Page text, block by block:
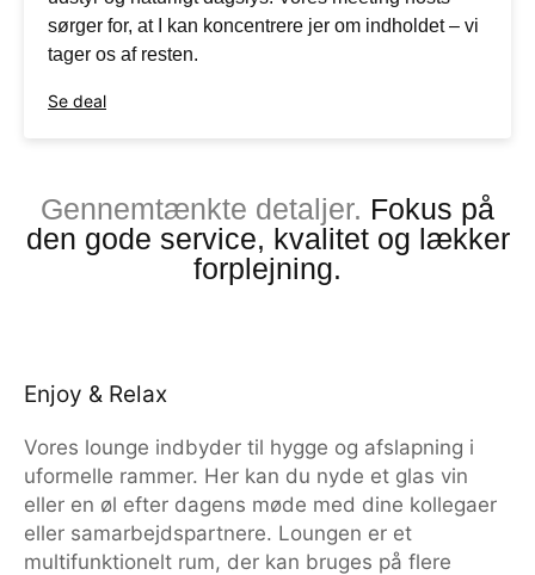
sørger for, at I kan koncentrere jer om indholdet – vi
tager os af resten.
Se deal
Gennemtænkte detaljer. Fokus på
den gode service, kvalitet og lækker
forplejning.
Enjoy & Relax
Vores lounge indbyder til hygge og afslapning i
uformelle rammer. Her kan du nyde et glas vin
eller en øl efter dagens møde med dine kollegaer
eller samarbejdspartnere. Loungen er et
multifunktionelt rum, der kan bruges på flere